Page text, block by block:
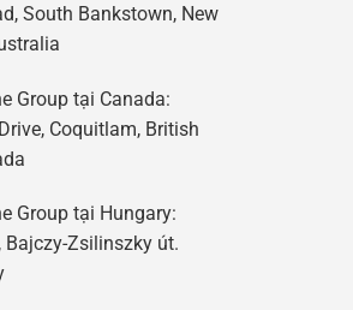
South Bankstown, New
Group tại Canada:
Coquitlam, British
Group tại Hungary:
Bajczy-Zsilinszky út.